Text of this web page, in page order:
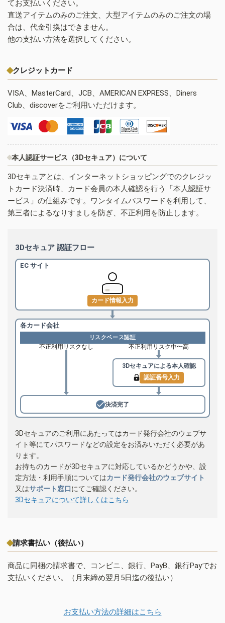
てお支払いください。
直送アイテムのみのご注文、大型アイテムのみのご注文の場
合は、代金引換はできません。
他の支払い方法を選択してください。
クレジットカード
VISA、MasterCard、JCB、AMERICAN EXPRESS、Diners
Club、discoverをご利用いただけます。
本人認証サービス（3Dセキュア）について
3Dセキュアとは、インターネットショッピングでのクレジッ
トカード決済時、カード会員の本人確認を行う「本人認証サ
ービス」の仕組みです。ワンタイムパスワードを利用して、
第三者によるなりすましを防ぎ、不正利用を防止します。
3Dセキュア 認証フロー
EC サイト
カード情報入力
各カード会社
リスクベース認証
不正利用リスクなし 不正利用リスク中〜高
3Dセキュアによる本人確認
認証番号入力
決済完了
3Dセキュアのご利用にあたってはカード発行会社のウェブサ
イト等にてパスワードなどの設定をお済みいただく必要があ
ります。
お持ちのカードが3Dセキュアに対応しているかどうかや、設
定方法・利用手順についてはカード発行会社のウェブサイト
又はサポート窓口にてご確認ください。
3Dセキュアについて詳しくはこちら
請求書払い（後払い）
商品に同梱の請求書で、コンビニ、銀行、PayB、銀行Payでお
支払いください。（月末締め翌月5日迄の後払い）
お支払い方法の詳細はこちら